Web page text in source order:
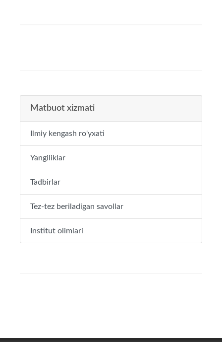
Matbuot xizmati
Ilmiy kengash ro'yxati
Yangiliklar
Tadbirlar
Tez-tez beriladigan savollar
Institut olimlari